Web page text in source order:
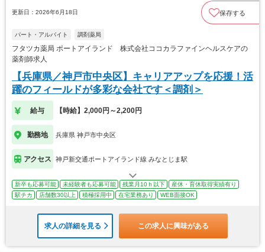
更新日：2026年6月18日 保存する
パート・アルバイト 調剤薬局
フタツカ薬局 ポートアイランド 株式会社ココカラファインヘルスケアの
薬剤師求人
【兵庫県／神戸市中央区】キャリアアップを応援！活
躍のフィールドが多彩な会社です＜調剤＞
給与 【時給】2,000円～2,200円
勤務地 兵庫県 神戸市中央区
アクセス 神戸新交通ポートアイランド線 みなとじま駅
新卒も応募可能 未経験者も応募可能 残業月10ｈ以下
産休・育休取得実績有り
駅チカ
店舗数30以上 積極採用中 在宅業務あり WEB面接OK
求人の詳細を見る この求人に興味がある